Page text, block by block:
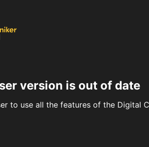
version is out of date
to use all the features of the Digital